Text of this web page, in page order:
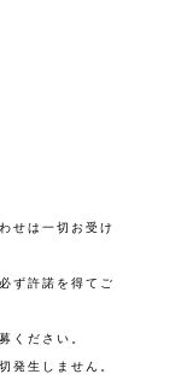
せは一切お受け
ず許諾を得てご
ください。
発生しません。